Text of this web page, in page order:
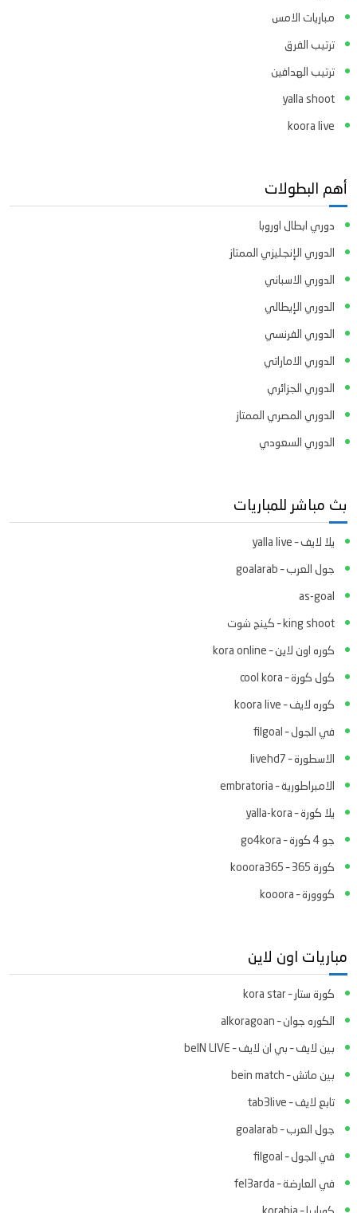
مباريات الامس
ترتيب الفرق
ترتيب الهدافين
yalla shoot
koora live
أهم البطولات
دوري ابطال اوروبا
الدوري الإنجليزي الممتاز
الدوري الاسباني
الدوري الإيطالي
الدوري الفرنسي
الدوري الاماراتي
الدوري الجزائري
الدوري المصري الممتاز
الدوري السعودي
بث مباشر للمباريات
يلا لايف – yalla live
جول العرب – goalarab
as-goal
king shoot – كينج شوت
كوره اون لاين – kora online
كول كورة – cool kora
كوره لايف – koora live
في الجول – filgoal
الاسطورة – livehd7
الامبراطورية – embratoria
يلا كورة – yalla-kora
جو 4 كورة – go4kora
كورة 365 – kooora365
كووورة – kooora
مباريات اون لاين
كورة ستار – kora star
الكوره جوان – alkoragoan
بين لايف – بي ان لايف – beIN LIVE
بين ماتش – bein match
تابع لايف – tab3live
جول العرب – goalarab
في الجول – filgoal
في العارضة – fel3arda